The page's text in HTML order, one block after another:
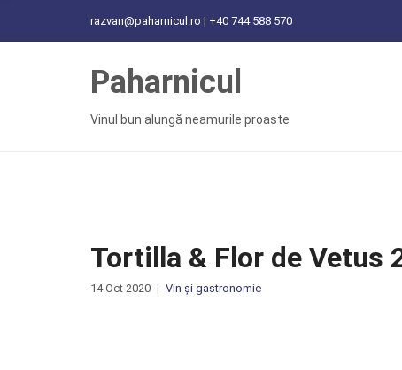
razvan@paharnicul.ro | +40 744 588 570
Paharnicul
Vinul bun alungă neamurile proaste
Tortilla & Flor de Vetus
14 Oct 2020 Vin și gastronomie